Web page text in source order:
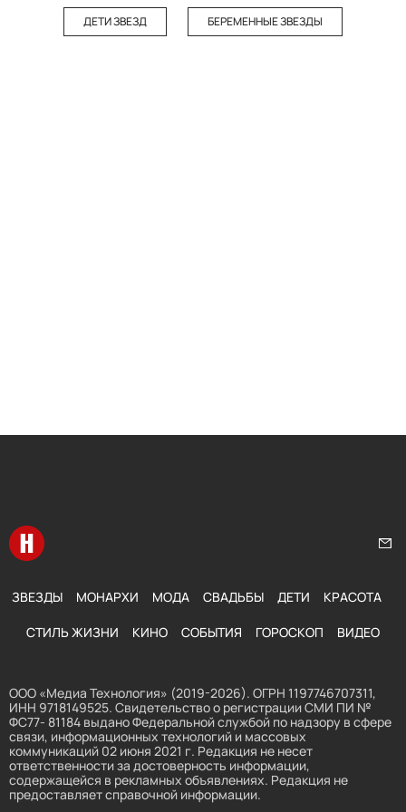
ДЕТИ ЗВЕЗД БЕРЕМЕННЫЕ ЗВЕЗДЫ
Перейти на главную
ЗВЕЗДЫ МОНАРХИ МОДА СВАДЬБЫ ДЕТИ КРАСОТА
СТИЛЬ ЖИЗНИ КИНО СОБЫТИЯ ГОРОСКОП ВИДЕО
ООО «Медиа Технология» (2019-2026). ОГРН 1197746707311,
ИНН 9718149525. Свидетельство о регистрации СМИ ПИ №
ФС77- 81184 выдано Федеральной службой по надзору в сфере
связи, информационных технологий и массовых
коммуникаций 02 июня 2021 г. Редакция не несет
ответственности за достоверность информации,
содержащейся в рекламных объявлениях. Редакция не
предоставляет справочной информации.